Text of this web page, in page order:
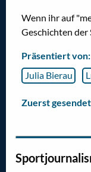
Wenn ihr auf
Geschichten der
Präsentiert von:
Julia Bierau
Zuerst